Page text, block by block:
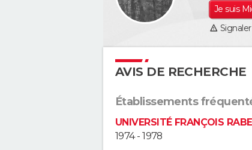
Je suis
AVIS DE RECHERCHE
Établissements
UNIVERSITÉ FRANÇOIS
1974 - 1978